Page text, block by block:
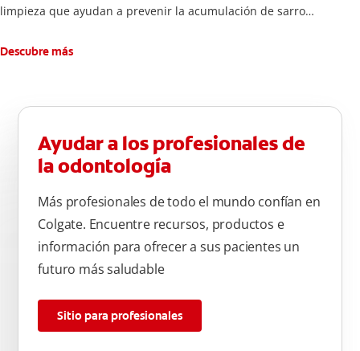
limpieza que ayudan a prevenir la acumulación de sarro
Descubre más
Ayudar a los profesionales de
la odontología
Más profesionales de todo el mundo confían en
Colgate. Encuentre recursos, productos e
información para ofrecer a sus pacientes un
futuro más saludable
Sitio para profesionales